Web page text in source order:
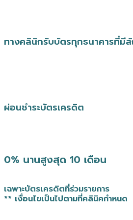
ทางคลินิกรับบัตรทุกธนาคารที่
ผ่อนชำระบัตรเครดิต
0% นานสูงสุด 10 เดือน
เฉพาะบัตรเครดิตที่ร่วมรายการ
** เงื่อนไขเป็นไปตามที่คลินิคกำหนด